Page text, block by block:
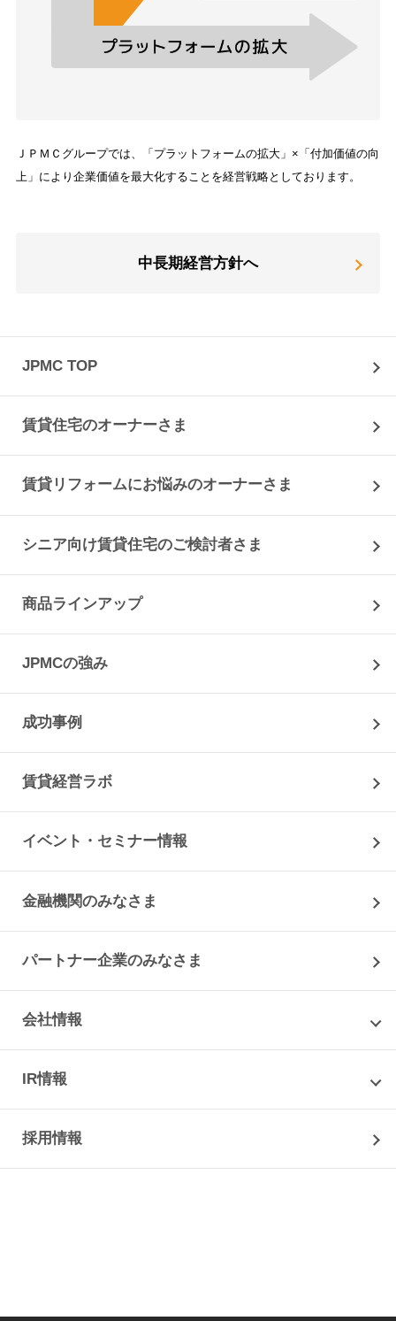
ＪＰＭＣグループでは、「プラットフォームの拡大」×「付加価値の向
上」により企業価値を最大化することを経営戦略としております。
中長期経営方針へ
JPMC TOP
賃貸住宅のオーナーさま
賃貸リフォームにお悩みのオーナーさま
シニア向け賃貸住宅のご検討者さま
商品ラインアップ
JPMCの強み
成功事例
賃貸経営ラボ
イベント・セミナー情報
金融機関のみなさま
パートナー企業のみなさま
会社情報
IR情報
採用情報